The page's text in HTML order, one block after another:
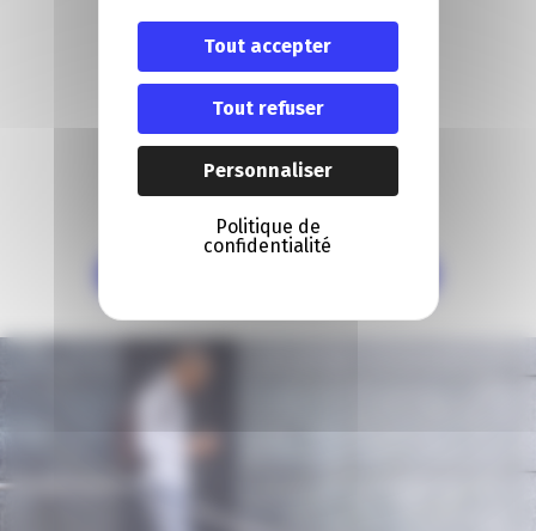
Tout accepter
Tout refuser
Personnaliser
Politique de
confidentialité